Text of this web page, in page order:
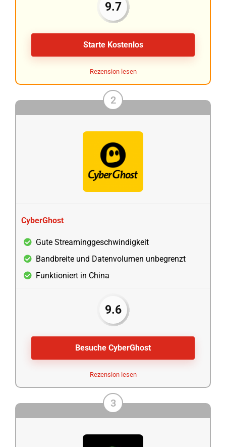
9.7
Starte Kostenlos
Rezension lesen
2
CyberGhost
Gute Streaminggeschwindigkeit
Bandbreite und Datenvolumen unbegrenzt
Funktioniert in China
9.6
Besuche CyberGhost
Rezension lesen
3